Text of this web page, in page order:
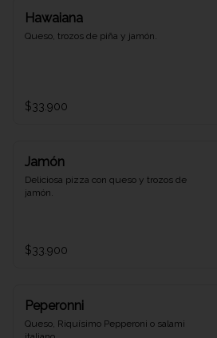
Hawaiana
Queso, trozos de piña y jamón.
$33.900
Jamón
Deliciosa pizza con queso y trozos de
jamón.
$33.900
Peperonni
Queso, Riquísimo Pepperoni o salami